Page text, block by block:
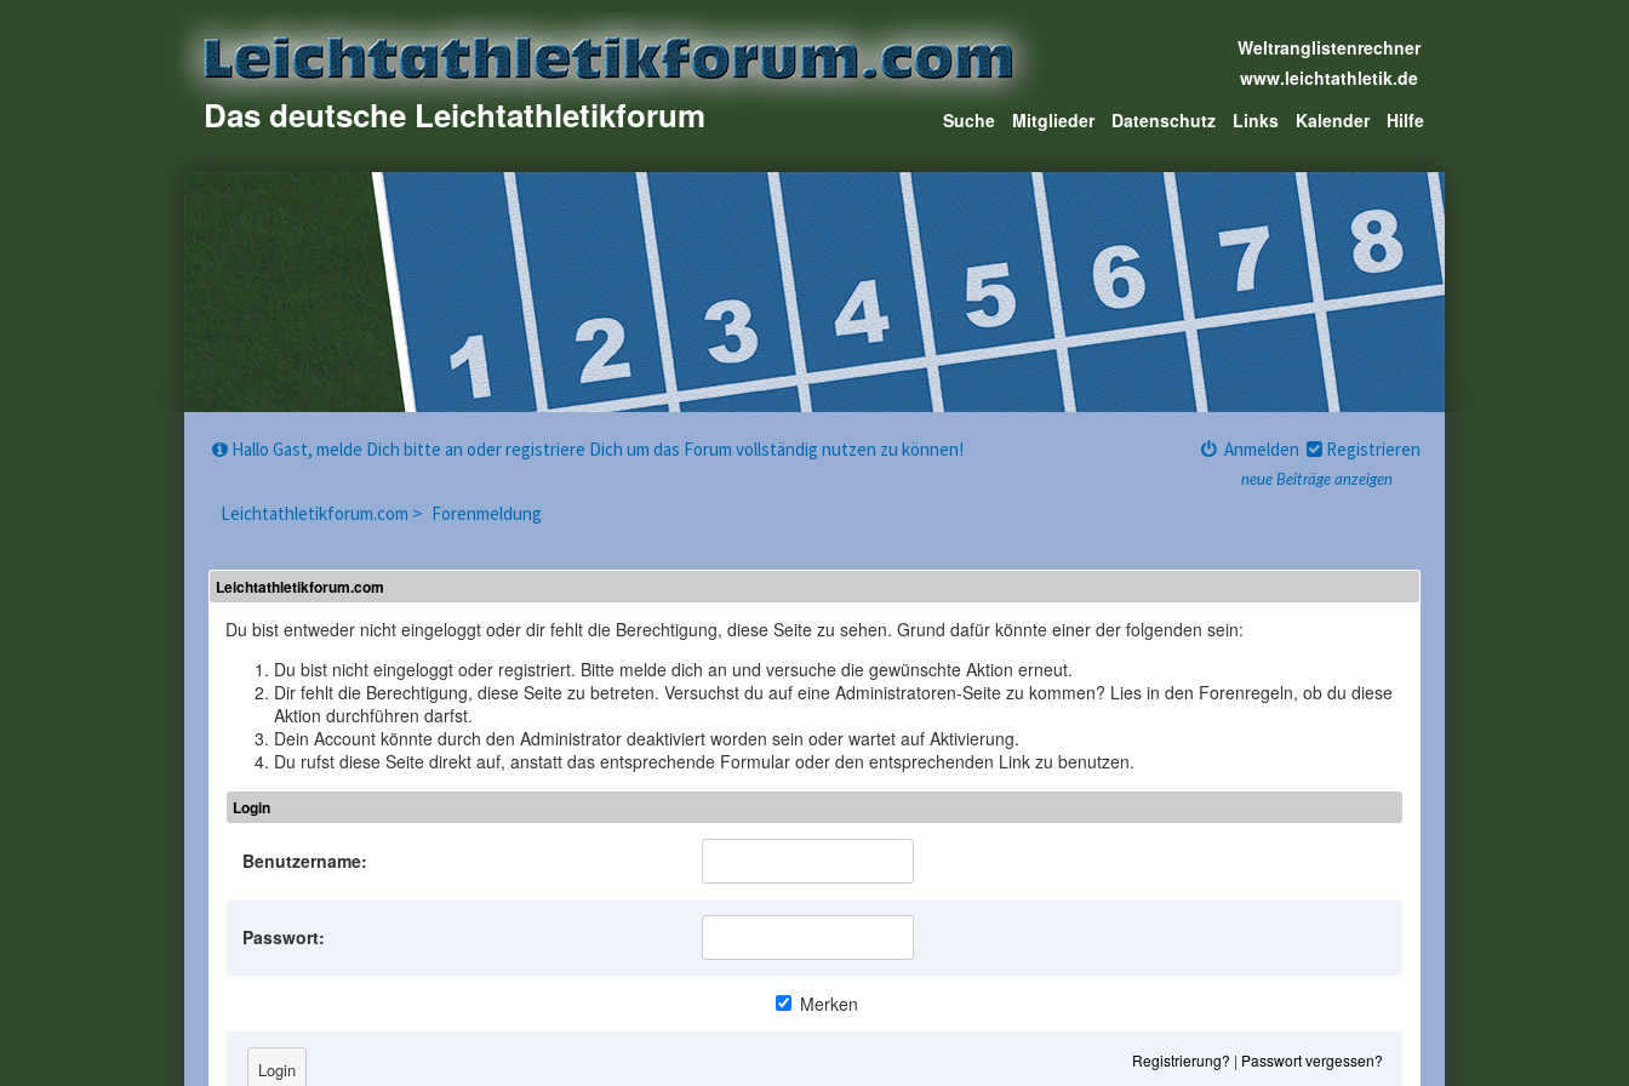
Das deutsche Leichtathletikforum
Weltranglistenrechner
www.leichtathletik.de
Suche
Mitglieder Datenschutz Links Kalender Hilfe
neue Beiträge anzeigen
Hallo Gast, melde Dich bitte an oder registriere Dich um das Forum vollständig nutzen zu können! Anmelden Registrieren
Leichtathletikforum.com > Forenmeldung
Leichtathletikforum.com
Du bist entweder nicht eingeloggt oder dir fehlt die Berechtigung, diese Seite zu sehen. Grund dafür könnte einer der folgenden sein:
Du bist nicht eingeloggt oder registriert. Bitte melde dich an und versuche die gewünschte Aktion erneut.
Dir fehlt die Berechtigung, diese Seite zu betreten. Versuchst du auf eine Administratoren-Seite zu kommen? Lies in den Forenregeln, ob du diese
Aktion durchführen darfst.
Dein Account könnte durch den Administrator deaktiviert worden sein oder wartet auf Aktivierung.
Du rufst diese Seite direkt auf, anstatt das entsprechende Formular oder den entsprechenden Link zu benutzen.
Login
Benutzername:
Passwort:
Merken
Registrierung? | Passwort vergessen?